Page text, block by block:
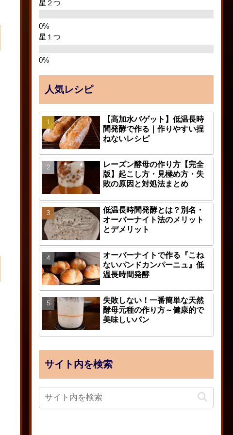
星２つ
星１つ
人気レシピ
【高加水バゲット】低温長時
間発酵で作る｜作りやすい捏
ねないレシピ
レーズン酵母の作り方【完全
版】起こし方・見極め方・失
敗の原因と対処法まとめ
低温長時間発酵とは？別名・
オーバーナイト法のメリット
とデメリット
オーバーナイトで作る『こね
ないパンドカンパーニュ』低
温長時間発酵
失敗しない！一番簡単な天然
酵母元種の作り方～健康的で
美味しいパン
サイト内を検索